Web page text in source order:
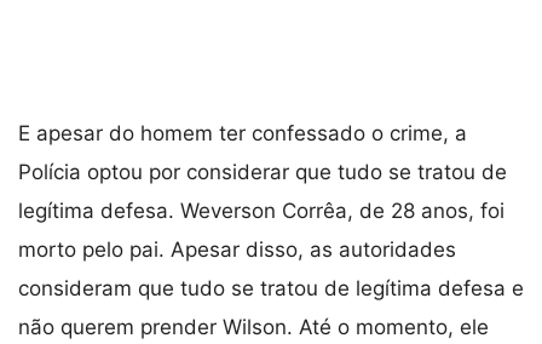
E apesar do homem ter confessado o crime, a
Polícia optou por considerar que tudo se tratou de
legítima defesa. Weverson Corrêa, de 28 anos, foi
morto pelo pai. Apesar disso, as autoridades
consideram que tudo se tratou de legítima defesa e
não querem prender Wilson. Até o momento, ele